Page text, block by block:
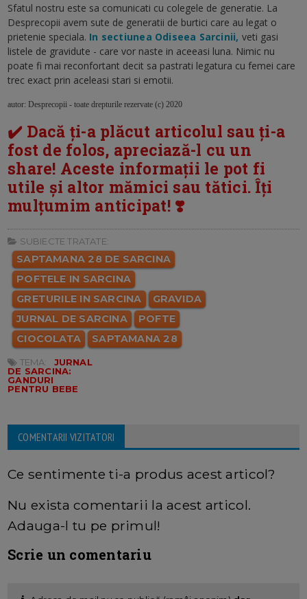
Sfatul nostru este sa comunicati cu colegele de generatie. La
Desprecopii avem sute de generatii de burtici care au legat o
prietenie speciala. In sectiunea Odiseea Sarcinii, veti gasi
listele de gravidute - care vor naste in aceeasi luna. Nimic nu
poate fi mai reconfortant decit sa pastrati legatura cu femei care
trec exact prin aceleasi stari si emotii.
autor: Desprecopii - toate drepturile rezervate (c) 2020
✔️ Dacă ți-a plăcut articolul sau ți-a
fost de folos, apreciază-l cu un
share! Aceste informații le pot fi
utile și altor mămici sau tătici. Îți
mulțumim anticipat! ❣️
SUBIECTE TRATATE:
SAPTAMANA 28 DE SARCINA
POFTELE IN SARCINA
GRETURILE IN SARCINA
GRAVIDA
JURNAL DE SARCINA
POFTE
CIOCOLATA
SAPTAMANA 28
TEMA:
JURNAL
DE SARCINA:
GANDURI
PENTRU BEBE
COMENTARII VIZITATORI
Ce sentimente ti-a produs acest articol?
Nu exista comentarii la acest articol.
Adauga-l tu pe primul!
Scrie un comentariu